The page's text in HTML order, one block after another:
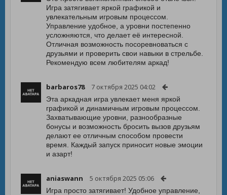
Игра затягивает яркой графикой и
увлекательным игровым процессом.
Управление удобное, а уровни постепенно
усложняются, что делает её интересной.
Отличная возможность посоревноваться с
друзьями и проверить свои навыки в стрельбе.
Рекомендую всем любителям аркад!
barbaros78 7 октября 2025 04:02
Эта аркадная игра увлекает меня яркой
графикой и динамичным игровым процессом.
Захватывающие уровни, разнообразные
бонусы и возможность бросить вызов друзьям
делают ее отличным способом провести
время. Каждый запуск приносит новые эмоции
и азарт!
aniaswann 5 октября 2025 05:06
Игра просто затягивает! Удобное управление,